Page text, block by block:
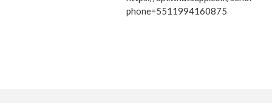
phone=5511994160875